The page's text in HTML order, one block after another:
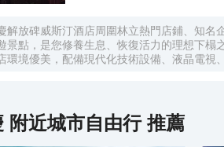
解放碑威斯汀酒店周圍林立熱門店鋪、知名
景點，是您修養生息、恢復活力的理想下榻之
環境優美，配備現代化技術設備、液晶電視
附近城市自由行 推薦